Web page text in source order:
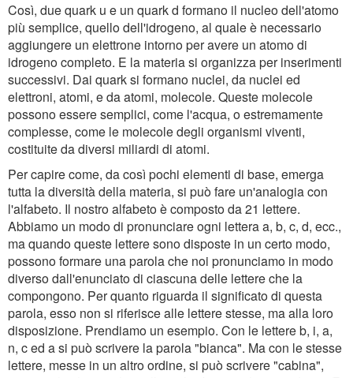
Così, due quark u e un quark d formano il nucleo dell'atomo
più semplice, quello dell'idrogeno, al quale è necessario
aggiungere un elettrone intorno per avere un atomo di
idrogeno completo. E la materia si organizza per inserimenti
successivi. Dai quark si formano nuclei, da nuclei ed
elettroni, atomi, e da atomi, molecole. Queste molecole
possono essere semplici, come l'acqua, o estremamente
complesse, come le molecole degli organismi viventi,
costituite da diversi miliardi di atomi.
Per capire come, da così pochi elementi di base, emerga
tutta la diversità della materia, si può fare un'analogia con
l'alfabeto. Il nostro alfabeto è composto da 21 lettere.
Abbiamo un modo di pronunciare ogni lettera a, b, c, d, ecc.,
ma quando queste lettere sono disposte in un certo modo,
possono formare una parola che noi pronunciamo in modo
diverso dall'enunciato di ciascuna delle lettere che la
compongono. Per quanto riguarda il significato di questa
parola, esso non si riferisce alle lettere stesse, ma alla loro
disposizione. Prendiamo un esempio. Con le lettere b, i, a,
n, c ed a si può scrivere la parola "bianca". Ma con le stesse
lettere, messe in un altro ordine, si può scrivere "cabina",